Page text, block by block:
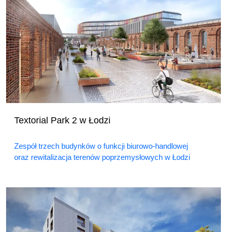
Textorial Park 2 w Łodzi
Zespół trzech budynków o funkcji biurowo-handlowej
oraz rewitalizacja terenów poprzemysłowych w Łodzi